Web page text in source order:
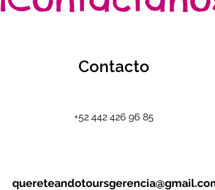
Contacto
+52 442 426 96 85